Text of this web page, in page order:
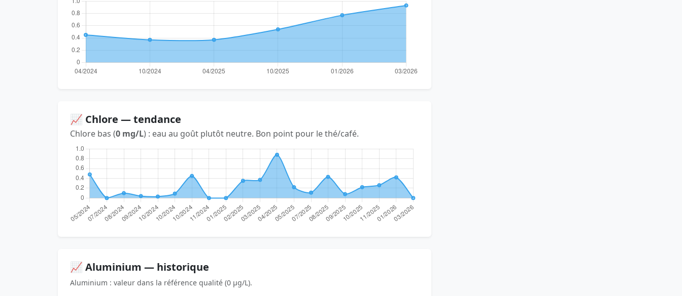
📈 Chlore — tendance
Chlore bas (0 mg/L) : eau au goût plutôt neutre. Bon point pour le thé/café.
📈 Aluminium — historique
Aluminium : valeur dans la référence qualité (0 µg/L).